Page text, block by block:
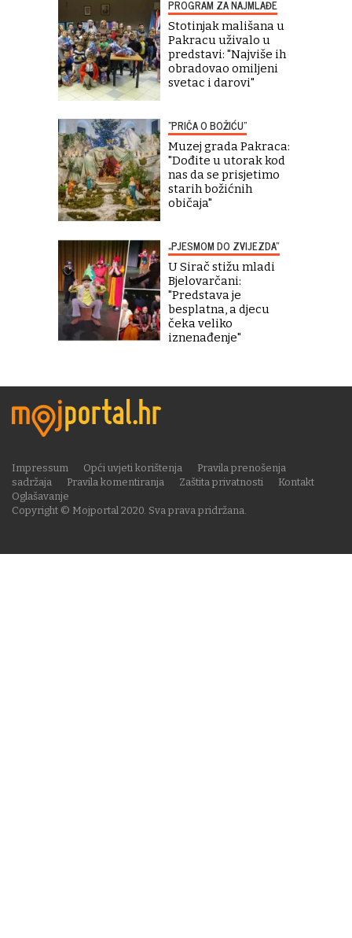
PROGRAM ZA NAJMLAĐE
Stotinjak mališana u
Pakracu uživalo u
predstavi: "Najviše ih
obradovao omiljeni
svetac i darovi"
"PRIČA O BOŽIĆU"
Muzej grada Pakraca:
"Dođite u utorak kod
nas da se prisjetimo
starih božićnih
običaja"
„PJESMOM DO ZVIJEZDA“
U Sirač stižu mladi
Bjelovarčani:
"Predstava je
besplatna, a djecu
čeka veliko
iznenađenje"
Copyright © Mojportal 2020. Sva prava pridržana.
Impressum Opći uvjeti korištenja
Pravila prenošenja
sadržaja
Pravila komentiranja Zaštita privatnosti
Kontakt
Oglašavanje